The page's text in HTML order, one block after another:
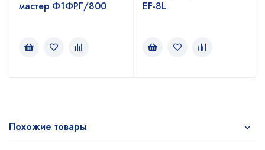
мастер Ф1ФРГ/800
EF-8L
Похожие товары